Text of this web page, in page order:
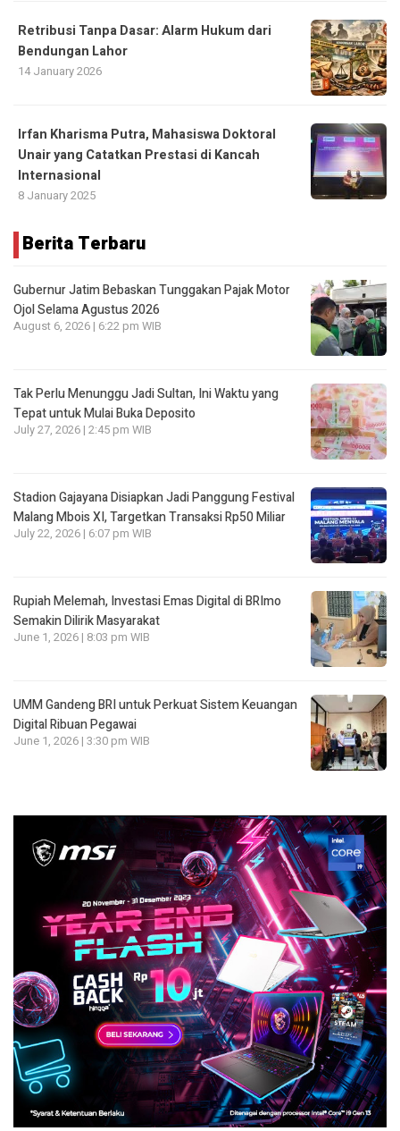
Retribusi Tanpa Dasar: Alarm Hukum dari
Bendungan Lahor
14 January 2026
Irfan Kharisma Putra, Mahasiswa Doktoral
Unair yang Catatkan Prestasi di Kancah
Internasional
8 January 2025
Berita Terbaru
Gubernur Jatim Bebaskan Tunggakan Pajak Motor
Ojol Selama Agustus 2026
August 6, 2026 | 6:22 pm WIB
Tak Perlu Menunggu Jadi Sultan, Ini Waktu yang
Tepat untuk Mulai Buka Deposito
July 27, 2026 | 2:45 pm WIB
Stadion Gajayana Disiapkan Jadi Panggung Festival
Malang Mbois XI, Targetkan Transaksi Rp50 Miliar
July 22, 2026 | 6:07 pm WIB
Rupiah Melemah, Investasi Emas Digital di BRImo
Semakin Dilirik Masyarakat
June 1, 2026 | 8:03 pm WIB
UMM Gandeng BRI untuk Perkuat Sistem Keuangan
Digital Ribuan Pegawai
June 1, 2026 | 3:30 pm WIB